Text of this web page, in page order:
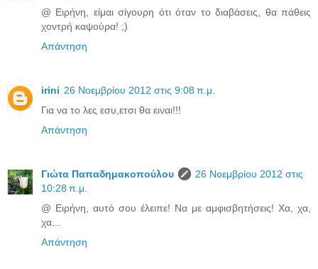
@ Ειρήνη, είμαι σίγουρη ότι όταν το διαβάσεις, θα πάθεις
χοντρή καψούρα! ;)
Απάντηση
irini 26 Νοεμβρίου 2012 στις 9:08 π.μ.
Για να το λες εσυ,ετσι θα ειναι!!!
Απάντηση
Γιώτα Παπαδημακοπούλου
26 Νοεμβρίου 2012 στις
10:28 π.μ.
@ Ειρήνη, αυτό σου έλειπε! Να με αμφισβητήσεις! Χα, χα,
χα...
Απάντηση